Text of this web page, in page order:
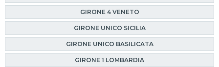
GIRONE 4 VENETO
GIRONE UNICO SICILIA
GIRONE UNICO BASILICATA
GIRONE 1 LOMBARDIA